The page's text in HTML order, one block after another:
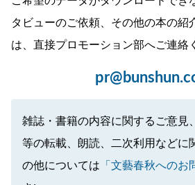
タビューのご依頼、その他の本の紹
は、直接プロモーション部へご連絡
雑誌・書籍の内容に関するご意見
等の転載、朗読、二次利用などに
の他については 「文藝春秋へのお